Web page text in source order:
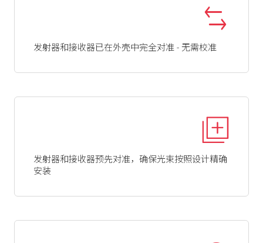
发射器和接收器已在外壳中完全对准 - 无需校准
发射器和接收器预先对准，确保光束按照设计精确
安装